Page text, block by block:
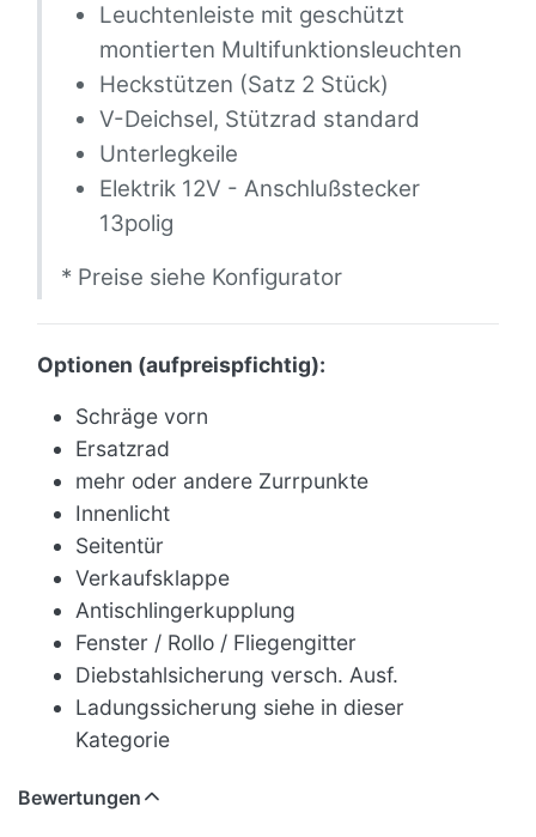
Leuchtenleiste mit geschützt
montierten Multifunktionsleuchten
Heckstützen (Satz 2 Stück)
V-Deichsel, Stützrad standard
Unterlegkeile
Elektrik 12V - Anschlußstecker
13polig
* Preise siehe Konfigurator
Optionen (aufpreispfichtig):
Schräge vorn
Ersatzrad
mehr oder andere Zurrpunkte
Innenlicht
Seitentür
Verkaufsklappe
Antischlingerkupplung
Fenster / Rollo / Fliegengitter
Diebstahlsicherung versch. Ausf.
Ladungssicherung siehe in dieser
Kategorie
Bewertungen